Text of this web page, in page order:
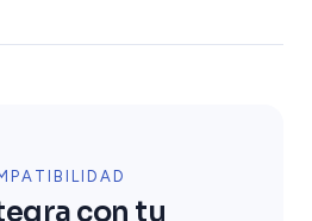
con tu